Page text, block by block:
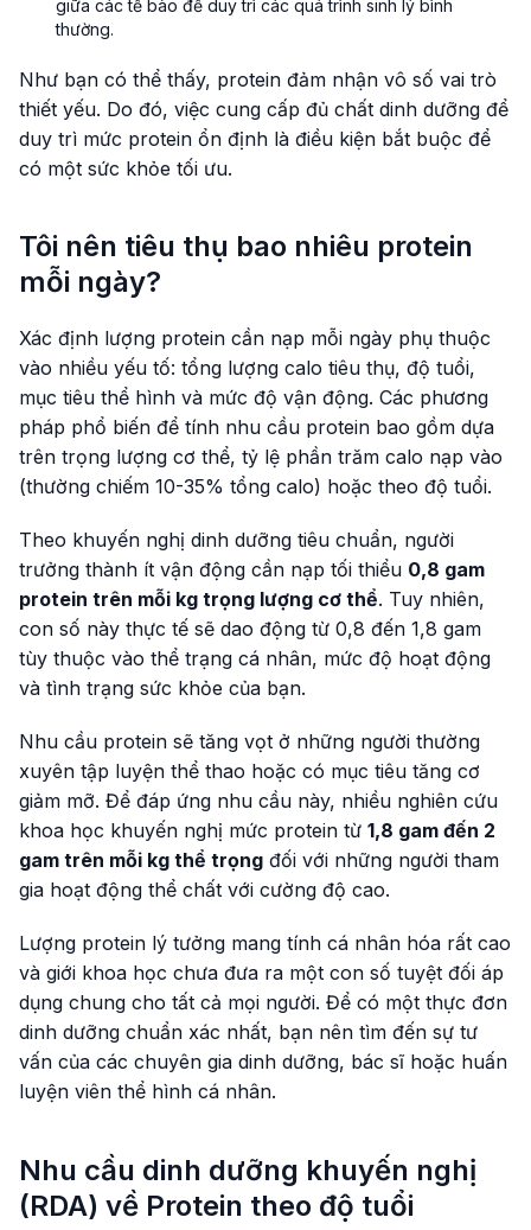
giữa các tế bào để duy trì các quá trình sinh lý bình
thường.
Như bạn có thể thấy, protein đảm nhận vô số vai trò
thiết yếu. Do đó, việc cung cấp đủ chất dinh dưỡng để
duy trì mức protein ổn định là điều kiện bắt buộc để
có một sức khỏe tối ưu.
Tôi nên tiêu thụ bao nhiêu protein
mỗi ngày?
Xác định lượng protein cần nạp mỗi ngày phụ thuộc
vào nhiều yếu tố: tổng lượng calo tiêu thụ, độ tuổi,
mục tiêu thể hình và mức độ vận động. Các phương
pháp phổ biến để tính nhu cầu protein bao gồm dựa
trên trọng lượng cơ thể, tỷ lệ phần trăm calo nạp vào
(thường chiếm 10-35% tổng calo) hoặc theo độ tuổi.
Theo khuyến nghị dinh dưỡng tiêu chuẩn, người
trưởng thành ít vận động cần nạp tối thiểu 0,8 gam
protein trên mỗi kg trọng lượng cơ thể. Tuy nhiên,
con số này thực tế sẽ dao động từ 0,8 đến 1,8 gam
tùy thuộc vào thể trạng cá nhân, mức độ hoạt động
và tình trạng sức khỏe của bạn.
Nhu cầu protein sẽ tăng vọt ở những người thường
xuyên tập luyện thể thao hoặc có mục tiêu tăng cơ
giảm mỡ. Để đáp ứng nhu cầu này, nhiều nghiên cứu
khoa học khuyến nghị mức protein từ 1,8 gam đến 2
gam trên mỗi kg thể trọng đối với những người tham
gia hoạt động thể chất với cường độ cao.
Lượng protein lý tưởng mang tính cá nhân hóa rất cao
và giới khoa học chưa đưa ra một con số tuyệt đối áp
dụng chung cho tất cả mọi người. Để có một thực đơn
dinh dưỡng chuẩn xác nhất, bạn nên tìm đến sự tư
vấn của các chuyên gia dinh dưỡng, bác sĩ hoặc huấn
luyện viên thể hình cá nhân.
Nhu cầu dinh dưỡng khuyến nghị
(RDA) về Protein theo độ tuổi